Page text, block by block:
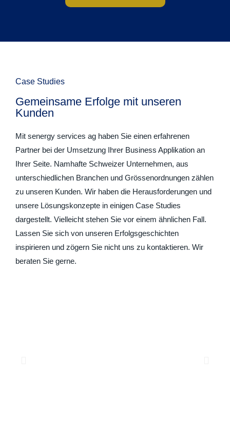
Case Studies
Gemeinsame Erfolge mit unseren
Kunden
Mit senergy services ag haben Sie einen erfahrenen
Partner bei der Umsetzung Ihrer Business Applikation an
Ihrer Seite. Namhafte Schweizer Unternehmen, aus
unterschiedlichen Branchen und Grössenordnungen zählen
zu unseren Kunden. Wir haben die Herausforderungen und
unsere Lösungskonzepte in einigen Case Studies
dargestellt. Vielleicht stehen Sie vor einem ähnlichen Fall.
Lassen Sie sich von unseren Erfolgsgeschichten
inspirieren und zögern Sie nicht uns zu kontaktieren. Wir
beraten Sie gerne.